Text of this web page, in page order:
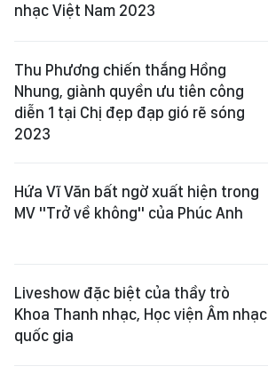
nhạc Việt Nam 2023
Thu Phương chiến thắng Hồng
Nhung, giành quyền ưu tiên công
diễn 1 tại Chị đẹp đạp gió rẽ sóng
2023
Hứa Vĩ Văn bất ngờ xuất hiện trong
MV "Trở về không" của Phúc Anh
Liveshow đặc biệt của thầy trò
Khoa Thanh nhạc, Học viện Âm nhạc
quốc gia